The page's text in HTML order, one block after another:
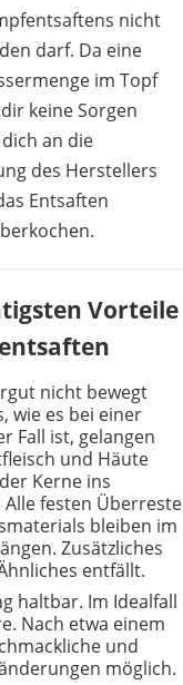
KADAX
53,40 €
49,95 €
TECTAKE
49,79 €42,29 €*
1 2
nicht
darf. Da eine
im Topf
keine Sorgen
an die
des Herstellers
Entsaften
Vorteile
nicht bewegt
wie es bei einer
Fall ist, gelangen
und Häute
Kerne ins
Alle festen Überreste
bleiben im
Zusätzliches
entfällt.
haltbar. Im Idealfall
Nach etwa einem
und
möglich.